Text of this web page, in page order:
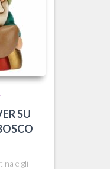
SU
e gli